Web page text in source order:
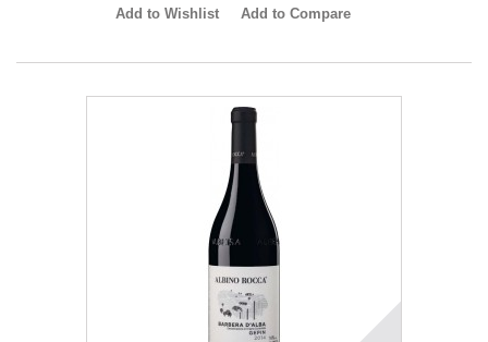
Add to Wishlist Add to Compare